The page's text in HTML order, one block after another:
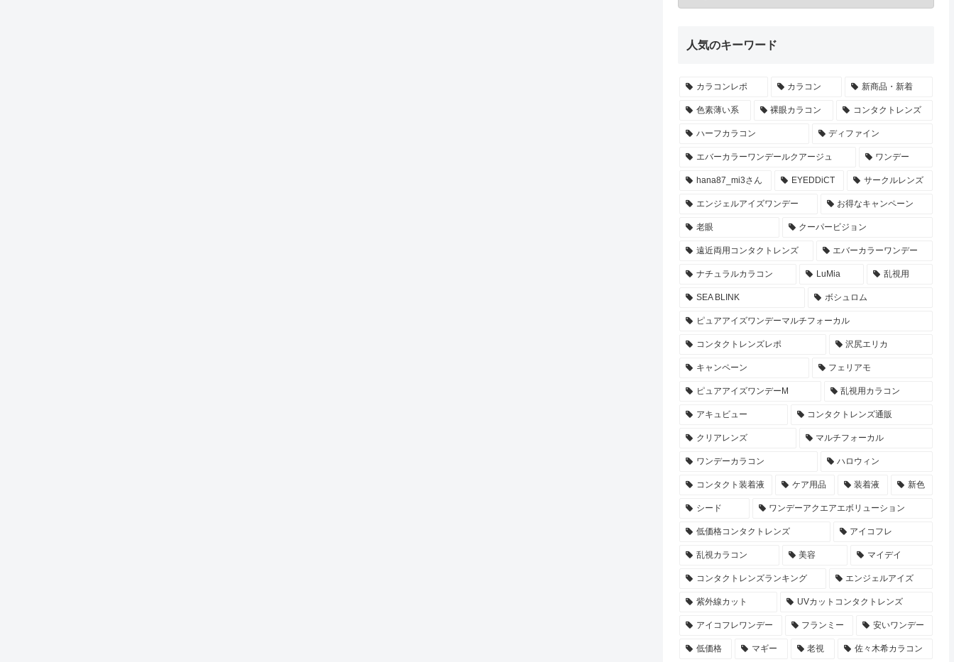
人気のキーワード
カラコンレポ カラコン 新商品・新着
色素薄い系 裸眼カラコン コンタクトレンズ
ハーフカラコン ディファイン
エバーカラーワンデールクアージュ ワンデー
hana87_mi3さん EYEDDiCT サークルレンズ
エンジェルアイズワンデー お得なキャンペーン
老眼 クーパービジョン
遠近両用コンタクトレンズ エバーカラーワンデー
ナチュラルカラコン LuMia 乱視用
SEA BLINK ボシュロム
ピュアアイズワンデーマルチフォーカル
コンタクトレンズレポ 沢尻エリカ
キャンペーン フェリアモ
ピュアアイズワンデーM 乱視用カラコン
アキュビュー コンタクトレンズ通販
クリアレンズ マルチフォーカル
ワンデーカラコン ハロウィン
コンタクト装着液 ケア用品 装着液 新色
シード ワンデーアクエアエボリューション
低価格コンタクトレンズ アイコフレ
乱視カラコン 美容 マイデイ
コンタクトレンズランキング エンジェルアイズ
紫外線カット UVカットコンタクトレンズ
アイコフレワンデー フランミー 安いワンデー
低価格 マギー 老視 佐々木希カラコン